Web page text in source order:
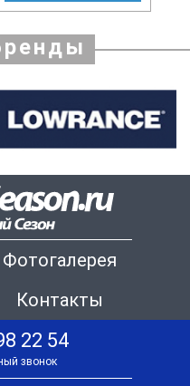
Фотогалерея
Контакты
22 54
звонок